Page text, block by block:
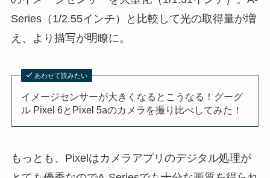
Series（1/2.55インチ）と比較して光の取得量が増
え、より描写が明瞭に。
あわせて読みたい
イメージセンサーが大きくなるとこうなる！グーグ
ル Pixel 6とPixel 5aのカメラを撮り比べしてみた！
もっとも、Pixelはカメラアプリのデジタル処理が